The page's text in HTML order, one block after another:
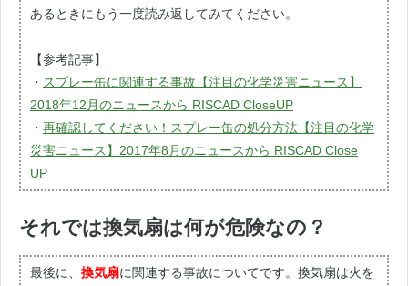
あるときにもう一度読み返してみてください。
【参考記事】
・ スプレー缶に関連する事故【注目の化学災害ニュース】
2018年12月のニュースから RISCAD CloseUP
・ 再確認してください！スプレー缶の処分方法【注目の化学
災害ニュース】2017年8月のニュースから RISCAD Close
UP
それでは換気扇は何が危険なの？
最後に、 換気扇に関連する事故についてです。換気扇は火を